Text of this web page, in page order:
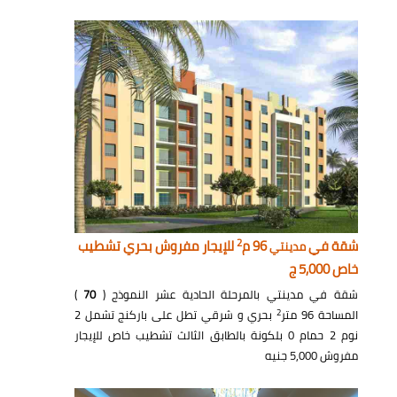
شقة فيمدينتي96 م 2للإيجار مفروش بحري تشطيب
خاص 5,000 ج
شقة في مدينتي بالمرحلة الحادية عشر النموذج (70
)
المساحة 96 متر
2
بحري و شرقي تطل على باركنج تشمل 2
نوم 2 حمام 0 بلكونة بالطابق الثالث تشطيب خاص للإيجار
مفروش 5,000 جنيه